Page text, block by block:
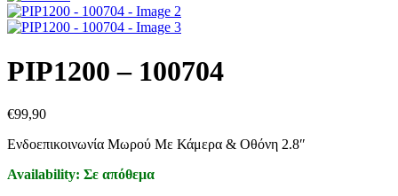
PIP1200 – 100704
€99,90
Ενδοεπικοινωνία Μωρού Με Κάμερα & Οθόνη 2.8″
Availability: Σε απόθεμα